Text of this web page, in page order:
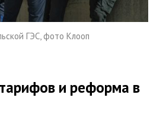
ГЭС, фото Клооп
и реформа в